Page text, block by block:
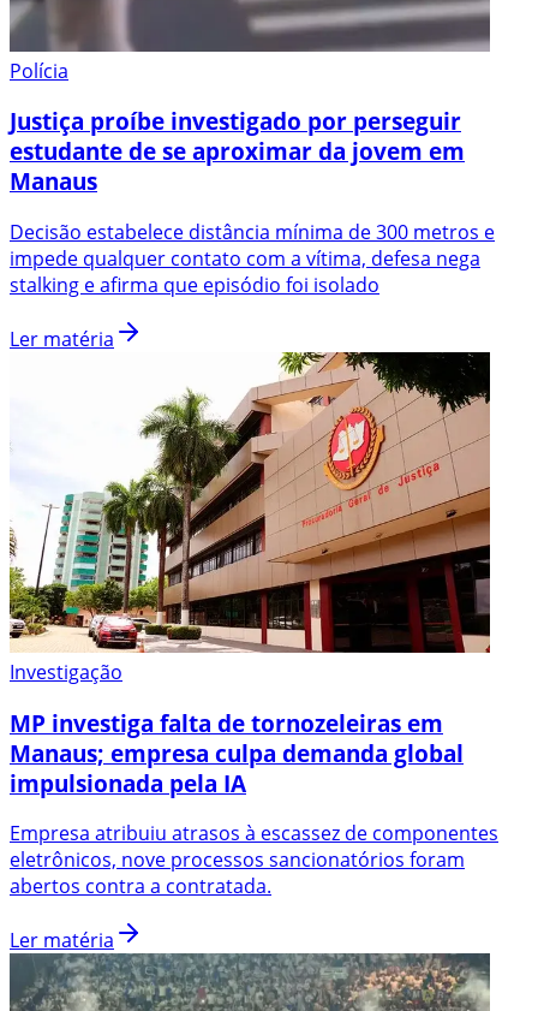
Polícia
Justiça proíbe investigado por perseguir
estudante de se aproximar da jovem em
Manaus
Decisão estabelece distância mínima de 300 metros e
impede qualquer contato com a vítima, defesa nega
stalking e afirma que episódio foi isolado
Ler matéria
Investigação
MP investiga falta de tornozeleiras em
Manaus; empresa culpa demanda global
impulsionada pela IA
Empresa atribuiu atrasos à escassez de componentes
eletrônicos, nove processos sancionatórios foram
abertos contra a contratada.
Ler matéria